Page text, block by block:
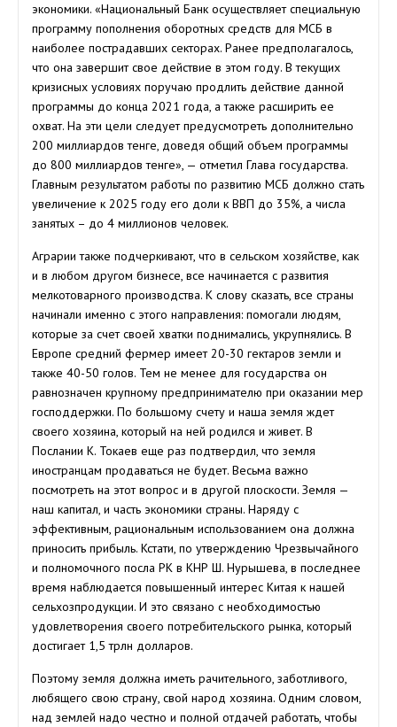
экономики. «Национальный Банк осуществляет специальную
программу пополнения оборотных средств для МСБ в
наиболее пострадавших секторах. Ранее предполагалось,
что она завершит свое действие в этом году. В текущих
кризисных условиях поручаю продлить действие данной
программы до конца 2021 года, а также расширить ее
охват. На эти цели следует предусмотреть дополнительно
200 миллиардов тенге, доведя общий объем программы
до 800 миллиардов тенге», — отметил Глава государства.
Главным результатом работы по развитию МСБ должно стать
увеличение к 2025 году его доли к ВВП до 35%, а числа
занятых – до 4 миллионов человек.
Аграрии также подчеркивают, что в сельском хозяйстве, как
и в любом другом бизнесе, все начинается с развития
мелкотоварного производства. К слову сказать, все страны
начинали именно с этого направления: помогали людям,
которые за счет своей хватки поднимались, укрупнялись. В
Европе средний фермер имеет 20-30 гектаров земли и
также 40-50 голов. Тем не менее для государства он
равнозначен крупному предпринимателю при оказании мер
господдержки. По большому счету и наша земля ждет
своего хозяина, который на ней родился и живет. В
Послании К. Токаев еще раз подтвердил, что земля
иностранцам продаваться не будет. Весьма важно
посмотреть на этот вопрос и в другой плоскости. Земля —
наш капитал, и часть экономики страны. Наряду с
эффективным, рациональным использованием она должна
приносить прибыль. Кстати, по утверждению Чрезвычайного
и полномочного посла РК в КНР Ш. Нурышева, в последнее
время наблюдается повышенный интерес Китая к нашей
сельхозпродукции. И это связано с необходимостью
удовлетворения своего потребительского рынка, который
достигает 1,5 трлн долларов.
Поэтому земля должна иметь рачительного, заботливого,
любящего свою страну, свой народ хозяина. Одним словом,
над землей надо честно и полной отдачей работать, чтобы